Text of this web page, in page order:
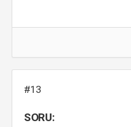
#13
SORU: